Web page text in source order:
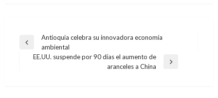
Navegación
Entrada
anterior
Antioquia celebra su innovadora economía
ambiental
EE.UU. suspende por 90 días el aumento de
aranceles a China